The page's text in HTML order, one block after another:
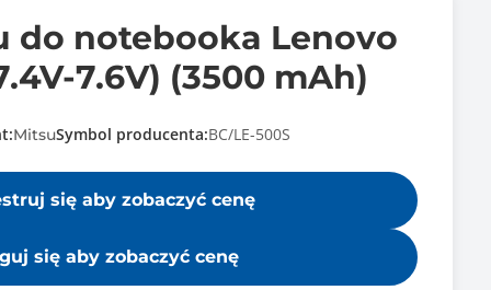
do notebooka Lenovo
7.6V) (3500 mAh)
MitsuSymbol producenta:BC/LE-500S
się aby zobaczyć cenę
się aby zobaczyć cenę